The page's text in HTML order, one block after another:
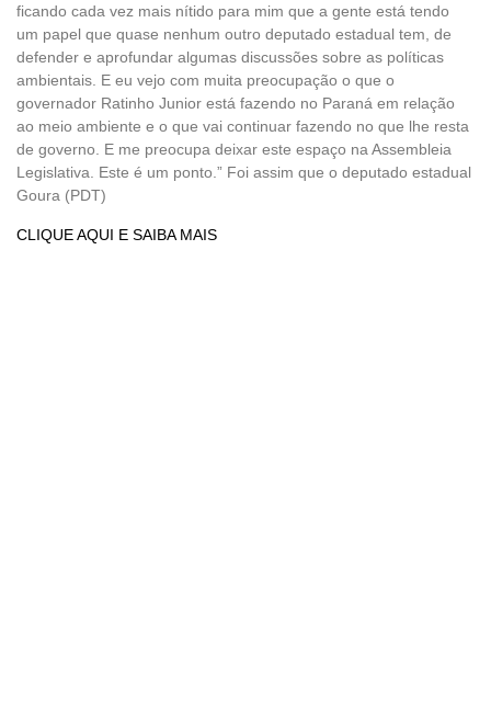
ficando cada vez mais nítido para mim que a gente está tendo
um papel que quase nenhum outro deputado estadual tem, de
defender e aprofundar algumas discussões sobre as políticas
ambientais. E eu vejo com muita preocupação o que o
governador Ratinho Junior está fazendo no Paraná em relação
ao meio ambiente e o que vai continuar fazendo no que lhe resta
de governo. E me preocupa deixar este espaço na Assembleia
Legislativa. Este é um ponto.” Foi assim que o deputado estadual
Goura (PDT)
CLIQUE AQUI E SAIBA MAIS